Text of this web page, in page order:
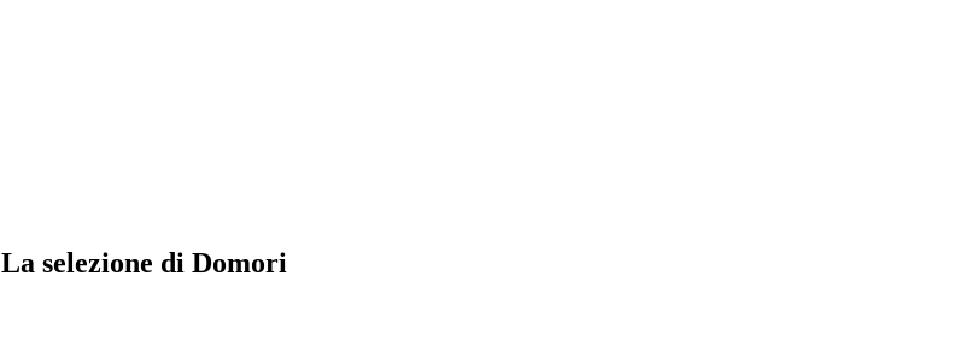
La selezione di Domori